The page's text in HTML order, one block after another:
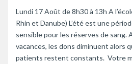
Lundi 17 Août de 8h30 à 13h A
Rhin et Danube) L’été est une
sensible pour les réserves de sang.
vacances, les dons diminuent alors
patients restent constants. Votre